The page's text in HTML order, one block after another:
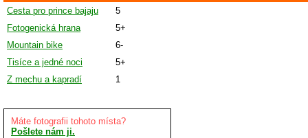
Cesta pro prince bajaju
5
Fotogenická hrana
5+
Mountain bike
6-
Tisíce a jedné noci
5+
Z mechu a kapradí
1
Máte fotografii tohoto místa?
Pošlete nám ji.